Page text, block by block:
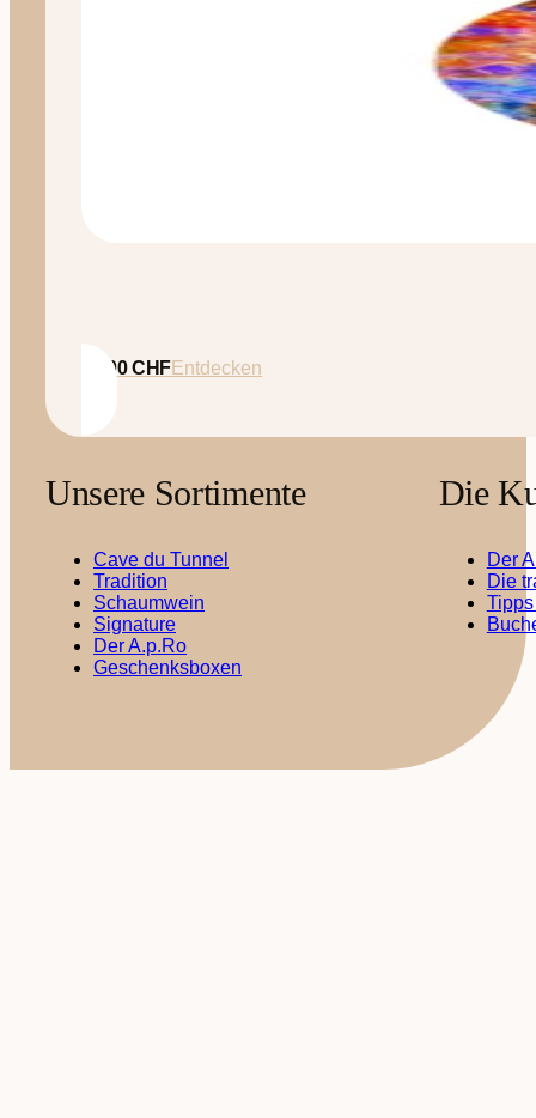
35.00CHFEntdecken
Unsere Sortimente
Cave du Tunnel
Tradition
Schaumwein
Signature
Der A.p.Ro
Geschenksboxen
Die
Der
Die